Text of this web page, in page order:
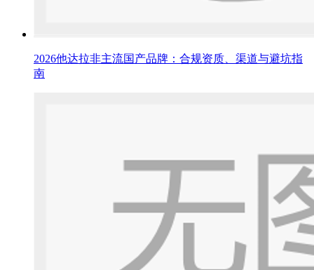
2026他达拉非主流国产品牌：合规资质、渠道与避坑指
南